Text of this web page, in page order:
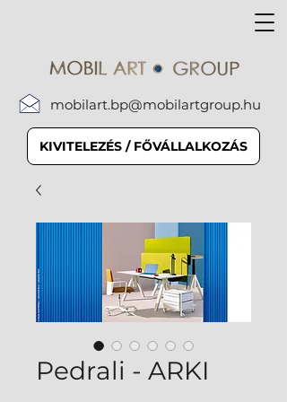
mobilart.bp@mobilartgroup.hu
KIVITELEZÉS / FŐVÁLLALKOZÁS
Pedrali - ARKI